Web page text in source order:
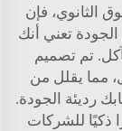
الثانوي، فإن
الجودة تعني أنك
تم تصميم
مما يقلل من
رديئة الجودة.
ذكيًا للشركات